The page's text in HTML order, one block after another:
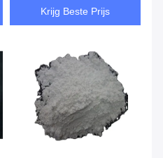
bepaalde legeringen
Krijg Beste Prijs